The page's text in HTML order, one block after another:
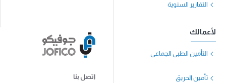
التقارير السنوية
لأعمالك
التأمين الطبي الجماعي
تأمين الحريق اتصل بنا